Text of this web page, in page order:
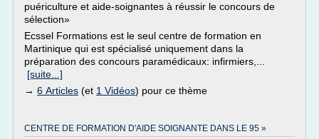
puériculture et aide-soignantes à réussir le concours de
sélection»
Ecssel Formations est le seul centre de formation en
Martinique qui est spécialisé uniquement dans la
préparation des concours paramédicaux: infirmiers,...
[suite...]
→ 6 Articles (et 1 Vidéos) pour ce thème
CENTRE DE FORMATION D'AIDE SOIGNANTE DANS LE 95 »